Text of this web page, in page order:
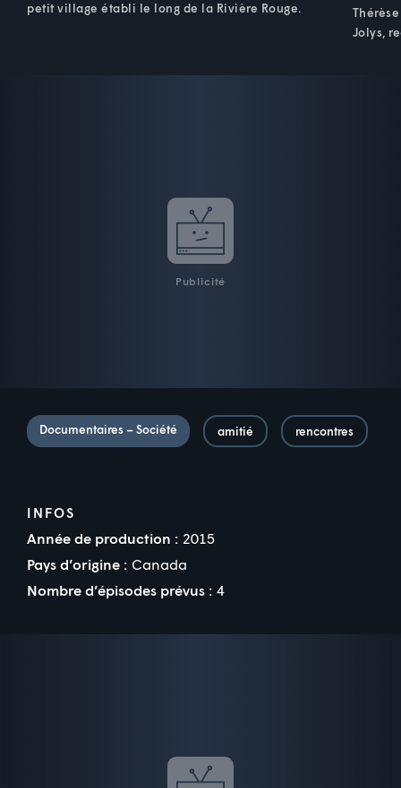
petit village établi le long de la Rivière Rouge.
Jolys,
Publicité
Documentaires – Société amitié rencontres
INFOS
Année de production : 2015
Pays d’origine : Canada
Nombre d’épisodes prévus : 4